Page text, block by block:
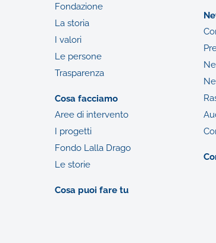
Fondazione
La storia
I valori
Le persone
Trasparenza
Cosa facciamo
Aree di intervento
I progetti
Fondo Lalla Drago
Le storie
Cosa puoi fare tu